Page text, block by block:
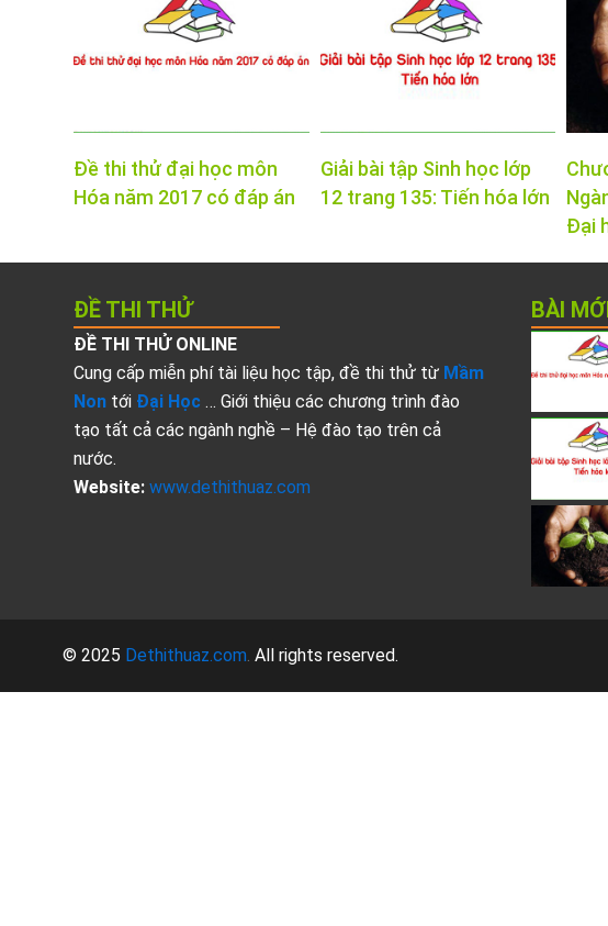
Đề thi thử đại học môn
Hóa năm 2017 có đáp án
Giải bài tập Sinh học lớp
12 trang 135: Tiến hóa lớn
Đại
ĐỀ THI THỬ
ĐỀ THI THỬ ONLINE
Cung cấp miễn phí tài liệu học tập, đề thi thử từ Mầm
Non tới Đại Học … Giới thiệu các chương trình đào
tạo tất cả các ngành nghề – Hệ đào tạo trên cả
nước.
Website: www.dethithuaz.com
BÀI
© 2025 Dethithuaz.com. All rights reserved.